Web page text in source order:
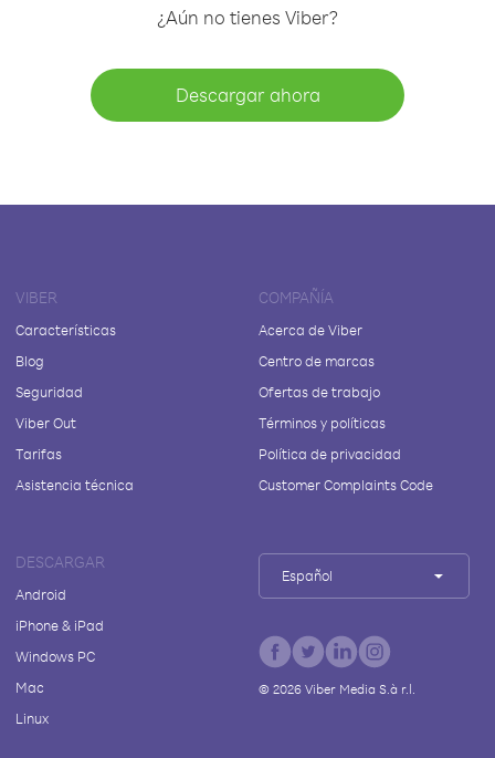
¿Aún no tienes Viber?
Descargar ahora
VIBER
Características
Blog
Seguridad
Viber Out
Tarifas
Asistencia técnica
COMPAÑÍA
Acerca de Viber
Centro de marcas
Ofertas de trabajo
Términos y políticas
Política de privacidad
Customer Complaints Code
DESCARGAR
Android
iPhone & iPad
Windows PC
Mac
Linux
Español
© 2026Viber Media S.à r.l.